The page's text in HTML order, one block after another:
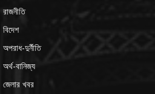
রাজনীতি
বিদেশ
অপরাধ-দুর্নীতি
অর্থ-বানিজ্য
জেলার খবর